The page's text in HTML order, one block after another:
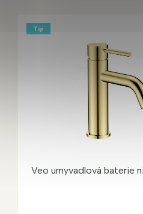
Tip
Veo umyvadlová baterie